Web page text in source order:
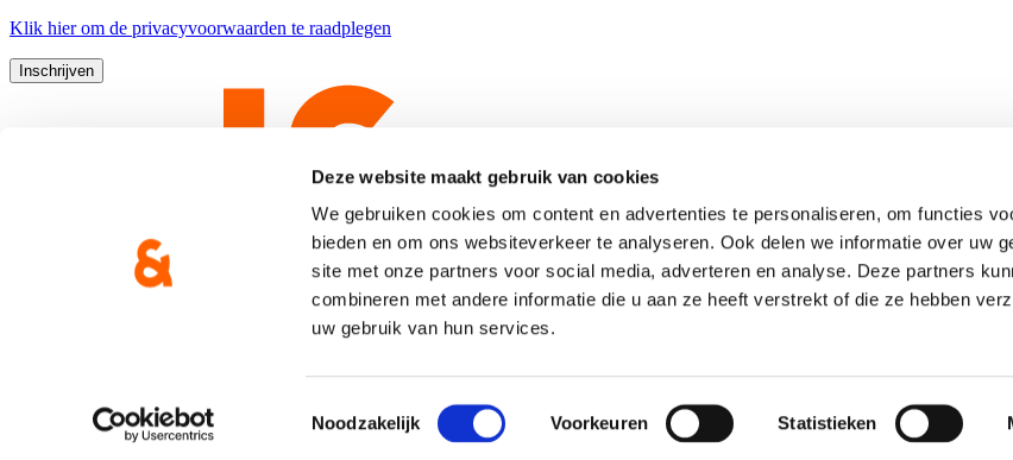
Deze website maakt gebruik van cookies
We gebruiken cookies om content en advertenties te personaliseren, om functies
bieden en om ons websiteverkeer te analyseren. Ook delen we informatie over uw
site met onze partners voor social media, adverteren en analyse. Deze partners
combineren met andere informatie die u aan ze heeft verstrekt of die ze hebben
uw gebruik van hun services.
Toestemmingsselectie
Noodzakelijk Voorkeuren Statistieken
Klik hierom de privacyvoorwaarden te raadplegen
Brand Response